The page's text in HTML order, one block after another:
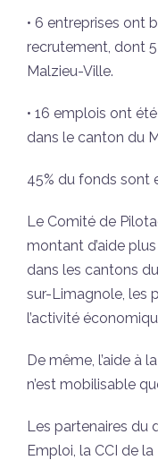
• 6 entreprises ont
recrutement, dont
Malzieu-Ville.
• 16 emplois ont
dans le canton du
45% du fonds sont
Le Comité de
montant d’aide
dans les cantons
sur-Limagnole, les
l’activité
De même, l’aide à
n’est mobilisable
Les partenaires du
Emploi, la CCI de